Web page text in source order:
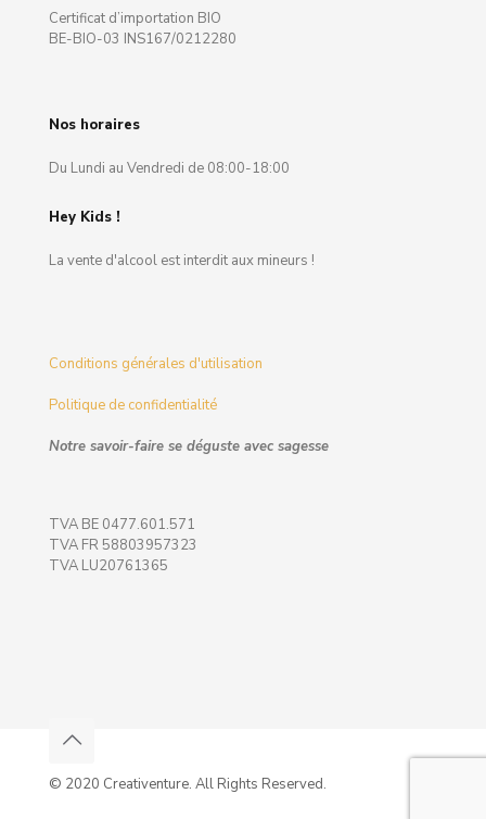
Certificat d’importation BIO
BE-BIO-03 INS167/0212280
Nos horaires
Du Lundi au Vendredi de 08:00-18:00
Hey Kids !
La vente d'alcool est interdit aux mineurs !
Conditions générales d'utilisation
Politique de confidentialité
Notre savoir-faire se déguste avec sagesse
TVA BE 0477.601.571
TVA FR 58803957323
TVA LU20761365
© 2020 Creativenture. All Rights Reserved.